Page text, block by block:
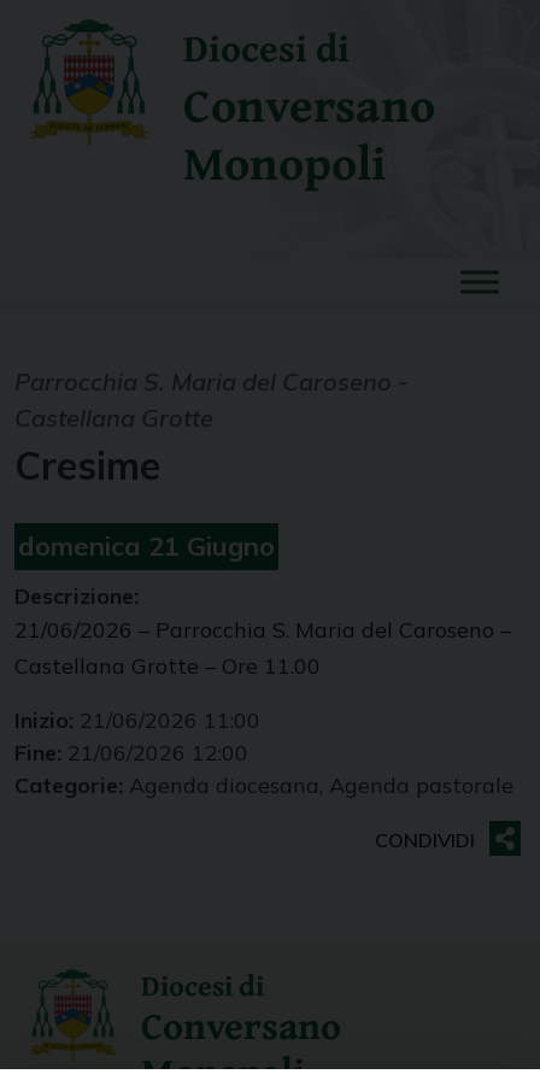
content
Diocesi di
Conversano
Monopoli
Parrocchia S. Maria del Caroseno -
Castellana Grotte
Cresime
domenica 21 Giugno
Descrizione:
21/06/2026 – Parrocchia S. Maria del Caroseno –
Castellana Grotte – Ore 11.00
Inizio: 21/06/2026 11:00
Fine: 21/06/2026 12:00
Categorie: Agenda diocesana, Agenda pastorale
Diocesi di
Conversano